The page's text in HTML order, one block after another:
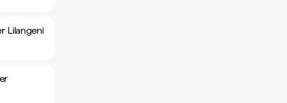
Lilangeni